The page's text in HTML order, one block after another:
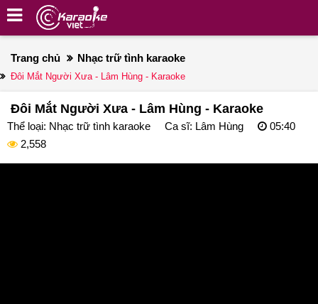
Trang chủ Nhạc trữ tình karaoke
Đôi Mắt Người Xưa - Lâm Hùng - Karaoke
Đôi Mắt Người Xưa - Lâm Hùng - Karaoke
Thể loại: Nhạc trữ tình karaoke Ca sĩ: Lâm Hùng
05:40
2,558